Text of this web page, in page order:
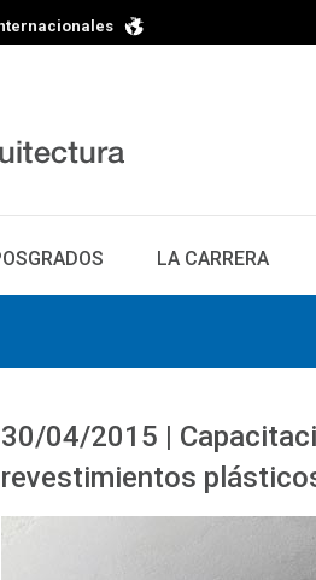
LA CARRERA
30/04/2015 |
revestimientos